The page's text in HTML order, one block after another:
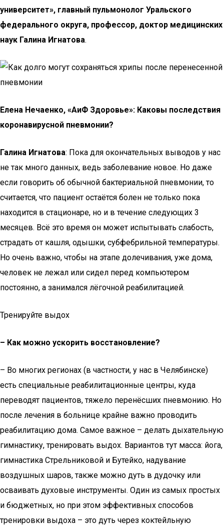
университет», главный пульмонолог Уральского
федерального округа, профессор, доктор медицинских
наук Галина Игнатова.
Елена Нечаенко, «АиФ Здоровье»: Каковы последствия
коронавирусной пневмонии?
Галина Игнатова: Пока для окончательных выводов у нас
не так много данных, ведь заболевание новое. Но даже
если говорить об обычной бактериальной пневмонии, то
считается, что пациент остаётся болен не только пока
находится в стационаре, но и в течение следующих 3
месяцев. Всё это время он может испытывать слабость,
страдать от кашля, одышки, субфебрильной температуры.
Но очень важно, чтобы на этапе долечивания, уже дома,
человек не лежал или сидел перед компьютером
постоянно, а занимался лёгочной реабилитацией.
Тренируйте выдох
– Как можно ускорить восстановление?
– Во многих регионах (в частности, у нас в Челябинске)
есть специальные реабилитационные центры, куда
переводят пациентов, тяжело перенёсших пневмонию. Но
после лечения в больнице крайне важно проводить
реабилитацию дома. Самое важное – делать дыхательную
гимнастику, тренировать выдох. Вариантов тут масса: йога,
гимнастика Стрельниковой и Бутейко, надувание
воздушных шаров, также можно дуть в дудочку или
осваивать духовые инструменты. Один из самых простых
и бюджетных, но при этом эффективных способов
тренировки выдоха – это дуть через коктейльную